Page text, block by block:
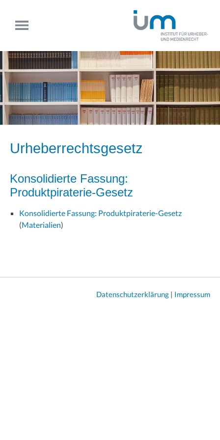
Urheberrechtsgesetz
Konsolidierte Fassung:
Produktpiraterie-Gesetz
Konsolidierte Fassung: Produktpiraterie-Gesetz
(Materialien)
Datenschutzerklärung | Impressum